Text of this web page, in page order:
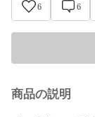
6 6
商品の説明